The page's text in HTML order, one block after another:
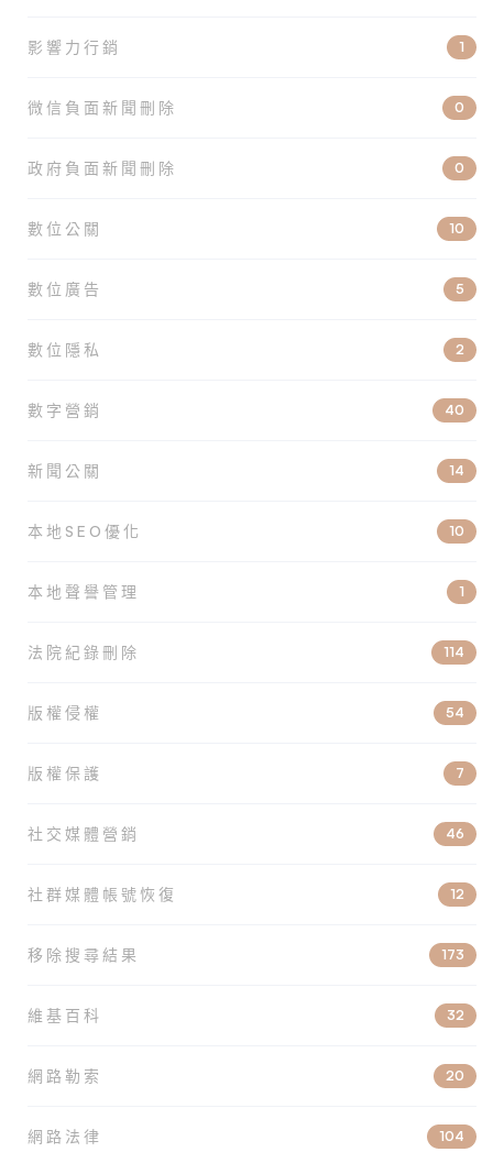
影響力行銷 1
微信負面新聞刪除 0
政府負面新聞刪除 0
數位公關 10
數位廣告 5
數位隱私 2
數字營銷 40
新聞公關 14
本地SEO優化 10
本地聲譽管理 1
法院紀錄刪除 114
版權侵權 54
版權保護 7
社交媒體營銷 46
社群媒體帳號恢復 12
移除搜尋結果 173
維基百科 32
網路勒索 20
網路法律 104